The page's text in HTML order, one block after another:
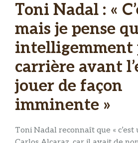
Toni Nadal : «
mais je pense
intelligemment
carrière avant
jouer de façon
imminente »
Toni Nadal reconnaît que «